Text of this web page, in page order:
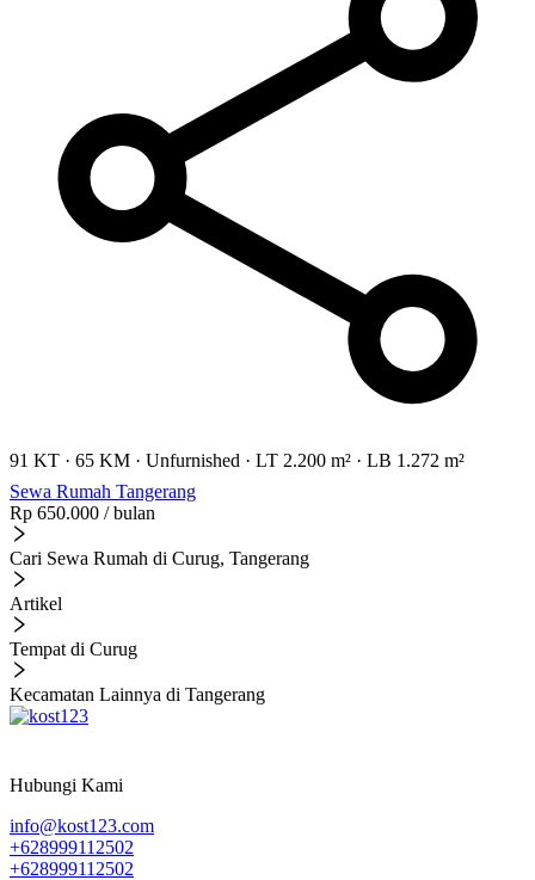
91 KT · 65 KM · Unfurnished · LT 2.200 m² · LB 1.272 m²
Sewa Rumah Tangerang
Rp 650.000 / bulan
Cari Sewa Rumah di Curug, Tangerang
Artikel
Tempat di Curug
Kecamatan Lainnya di Tangerang
Hubungi Kami
info@kost123.com
+628999112502
+628999112502